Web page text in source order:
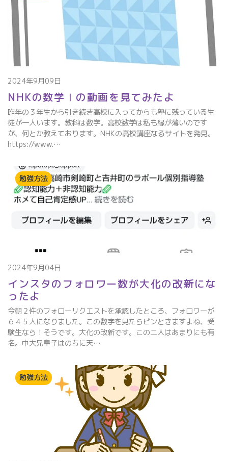
2024年9月09日
NHKの数学Ⅰの動画を見てみたよ
昨年の３年生から引き続き高校に入ってからも塾に残っている生
徒が一人います。教科は数学。高校数学は私も縁が薄いのです
が、何とか教えております。NHKの高校講座なるサイトを発見。
https://www.…
勉強方法
2024年9月04日
インスタのフォロワー数が大化の改新にな
ったよ
今朝２件のフォローリクエストを承認したところ、フォロワーが
６４５人になりました。この数字を見たらピンときますよね、受
験生なら！そうです。大化の改新です。この二人はあまりにも有
名。中大兄皇子はのちに天…
勉強方法